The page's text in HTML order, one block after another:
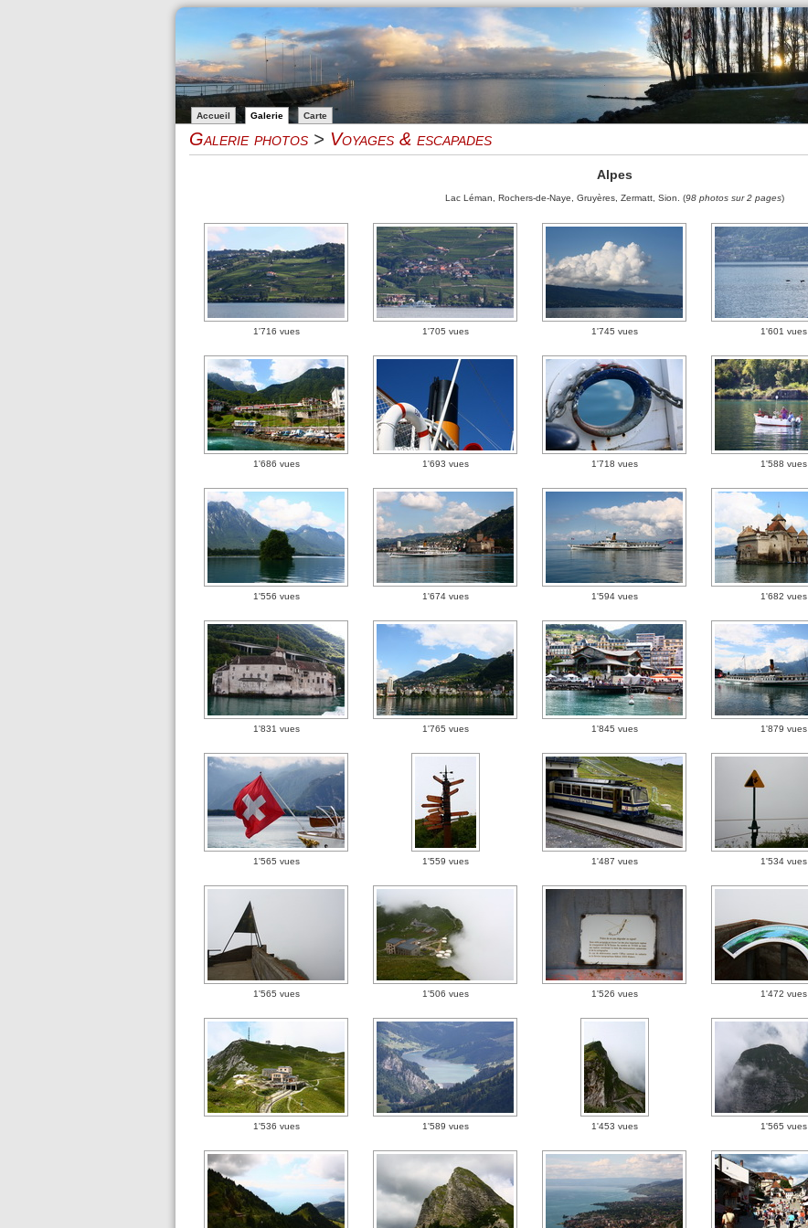
Accueil Galerie Carte
Galerie photos > Voyages & escapades
Alpes
Lac Léman, Rochers-de-Naye, Gruyères, Zermatt, Sion. (98 photos sur 2 pages)
1'716 vues 1'705 vues 1'745 vues 1'601 vues
1'686 vues 1'693 vues 1'718 vues 1'588 vues
1'556 vues 1'674 vues 1'594 vues 1'682 vues
1'831 vues 1'765 vues 1'845 vues 1'879 vues
1'565 vues 1'559 vues 1'487 vues 1'534 vues
1'565 vues 1'506 vues 1'526 vues 1'472 vues
1'536 vues 1'589 vues 1'453 vues 1'565 vues